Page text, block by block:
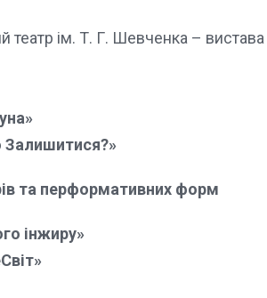
театр ім. Т. Г. Шевченка – вистава
та перформативних форм
інжиру»